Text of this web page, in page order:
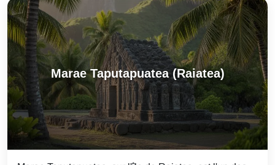
Marae Taputapuatea (Raiatea)